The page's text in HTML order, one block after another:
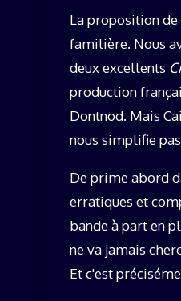
La proposition
familière. Nous
deux excellents
production
Dontnod. Mais
nous simplifie
De prime abord
erratiques et
bande à part en
ne va jamais
Et c'est